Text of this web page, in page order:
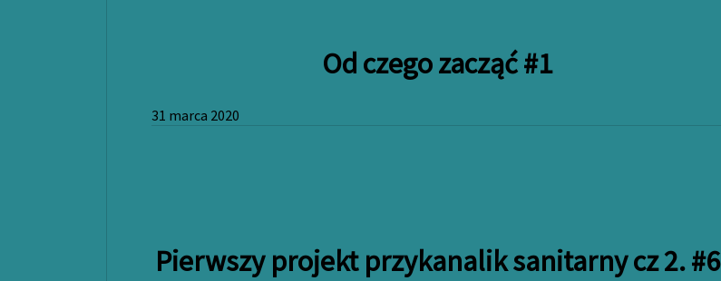
Od czego zacząć #1
31 marca 2020
Pierwszy projekt przykanalik sanitarny cz 2. #6